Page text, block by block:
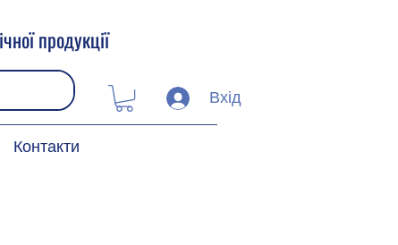
продукції
Вхід
Контакти